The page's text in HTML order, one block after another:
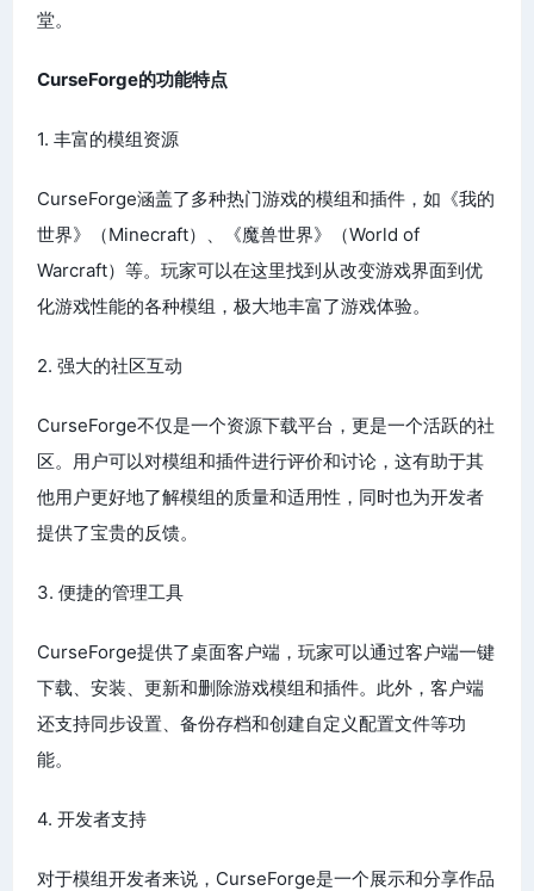
堂。
CurseForge的功能特点
1. 丰富的模组资源
CurseForge涵盖了多种热门游戏的模组和插件，如《我的
世界》（Minecraft）、《魔兽世界》（World of
Warcraft）等。玩家可以在这里找到从改变游戏界面到优
化游戏性能的各种模组，极大地丰富了游戏体验。
2. 强大的社区互动
CurseForge不仅是一个资源下载平台，更是一个活跃的社
区。用户可以对模组和插件进行评价和讨论，这有助于其
他用户更好地了解模组的质量和适用性，同时也为开发者
提供了宝贵的反馈。
3. 便捷的管理工具
CurseForge提供了桌面客户端，玩家可以通过客户端一键
下载、安装、更新和删除游戏模组和插件。此外，客户端
还支持同步设置、备份存档和创建自定义配置文件等功
能。
4. 开发者支持
对于模组开发者来说，CurseForge是一个展示和分享作品